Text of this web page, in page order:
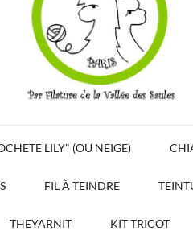
LILY" (OU NEIGE)
FIL À TEINDRE
THEYARNIT KIT TRICOT